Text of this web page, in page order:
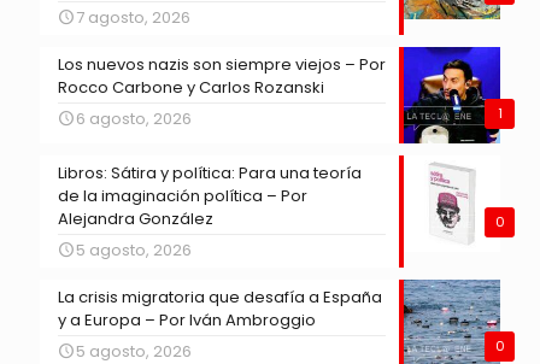
7 agosto, 2026
1
Los nuevos nazis son siempre viejos – Por
Rocco Carbone y Carlos Rozanski
6 agosto, 2026
0
Libros: Sátira y política: Para una teoría
de la imaginación política – Por
Alejandra González
5 agosto, 2026
0
La crisis migratoria que desafía a España
y a Europa – Por Iván Ambroggio
5 agosto, 2026